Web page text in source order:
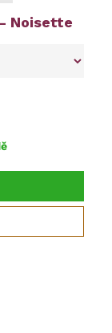
Noisette